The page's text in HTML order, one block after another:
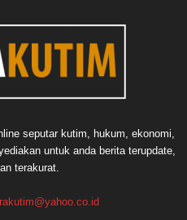
seputar kutim, hukum, ekonomi,
untuk anda berita terupdate,
terakurat.